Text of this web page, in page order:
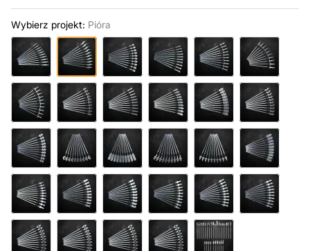
Wybierz projekt: Pióra